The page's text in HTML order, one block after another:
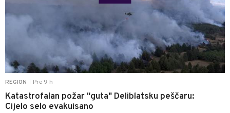
REGION Pre 9 h
Katastrofalan požar "guta" Deliblatsku peščaru:
Cijelo selo evakuisano